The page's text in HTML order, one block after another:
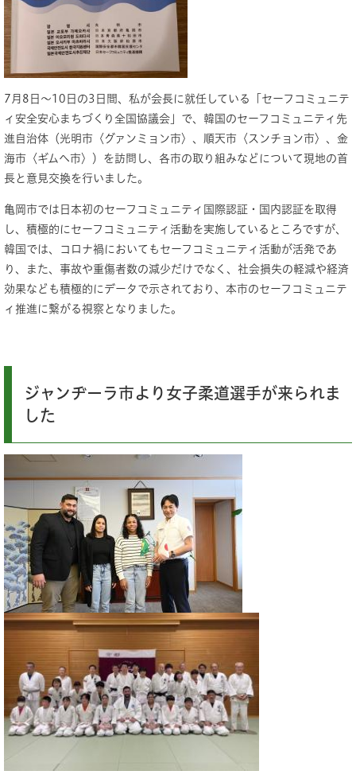
7月8日～10日の3日間、私が会長に就任している「セーフコミュニテ
ィ安全安心まちづくり全国協議会」で、韓国のセーフコミュニティ先
進自治体（光明市〈グァンミョン市〉、順天市〈スンチョン市〉、金
海市〈ギムへ市〉）を訪問し、各市の取り組みなどについて現地の首
長と意見交換を行いました。
亀岡市では日本初のセーフコミュニティ国際認証・国内認証を取得
し、積極的にセーフコミュニティ活動を実施しているところですが、
韓国では、コロナ禍においてもセーフコミュニティ活動が活発であ
り、また、事故や重傷者数の減少だけでなく、社会損失の軽減や経済
効果なども積極的にデータで示されており、本市のセーフコミュニテ
ィ推進に繋がる視察となりました。
ジャンヂーラ市より女子柔道選手が来られま
した